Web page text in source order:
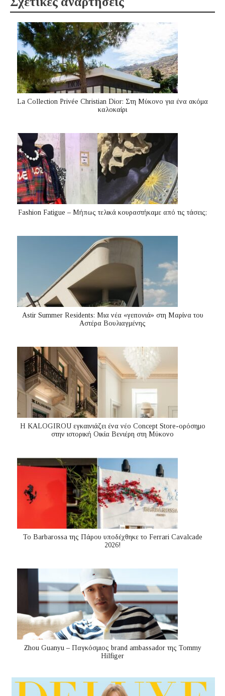
La Collection Privée Christian Dior: Στη Μύκονο για ένα ακόμα
καλοκαίρι
Fashion Fatigue – Μήπως τελικά κουραστήκαμε από τις τάσεις;
Astir Summer Residents: Μια νέα «γειτονιά» στη Μαρίνα του
Αστέρα Βουλιαγμένης
Η KALOGIROU εγκαινιάζει ένα νέο Concept Store-ορόσημο
στην ιστορική Οικία Βενιέρη στη Μύκονο
Το Barbarossa της Πάρου υποδέχθηκε το Ferrari Cavalcade
2026!
Zhou Guanyu – Παγκόσμιος brand ambassador της Tommy
Hilfiger